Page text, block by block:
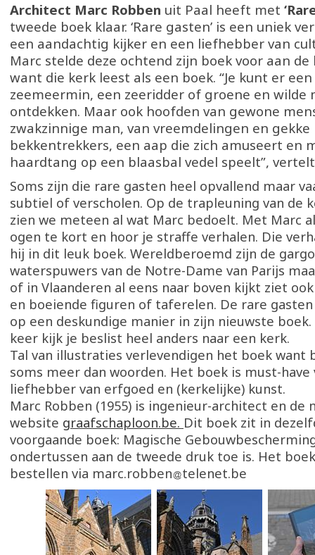
Architect Marc Robben uit Paal heeft met
tweede boek klaar. ‘Rare gasten’ is een uniek
een aandachtig kijker en een liefhebber van
Marc stelde deze ochtend zijn boek voor aan
want die kerk leest als een boek. “Je kunt er
zeemeermin, een zeeridder of groene en wilde
ontdekken. Maar ook hoofden van gewone
zwakzinnige man, van vreemdelingen en gekke
bekkentrekkers, een aap die zich amuseert en
haardtang op een blaasbal vedel speelt”,
Soms zijn die rare gasten heel opvallend maar
subtiel of verscholen. Op de trapleuning van de
zien we meteen al wat Marc bedoelt. Met Marc
ogen te kort en hoor je straffe verhalen. Die
hij in dit leuk boek. Wereldberoemd zijn de
waterspuwers van de Notre-Dame van Parijs
of in Vlaanderen al eens naar boven kijkt ziet
en boeiende figuren of taferelen. De rare
op een deskundige manier in zijn nieuwste
keer kijk je beslist heel anders naar een kerk.
Tal van illustraties verlevendigen het boek want
soms meer dan woorden. Het boek is must-have
liefhebber van erfgoed en (kerkelijke) kunst.
Marc Robben (1955) is ingenieur-architect en de
website graafschaploon.be. Dit boek zit in
voorgaande boek: Magische
ondertussen aan de tweede druk toe is. Het
bestellen via marc.robben
telenet.be